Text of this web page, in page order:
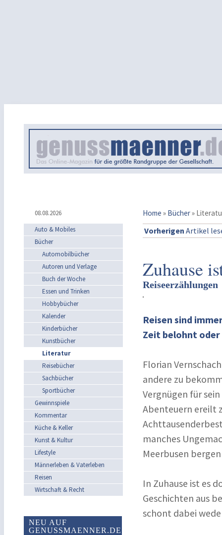
08.08.2026 Home » Bücher»
Auto & Mobiles
Bücher
Automobilbücher
Autoren und Verlage
Buch der Woche
Essen und Trinken
Hobbybücher
Kalender
Kinderbücher
Kunstbücher
Literatur
Reisebücher
Sachbücher
Sportbücher
Gewinnspiele
Kommentar
Küche & Keller
Kunst & Kultur
Lifestyle
Männerleben & Vaterleben
Reisen
Wirtschaft & Recht
NEU AUF
GENUSSMAENNER.DE
Vorherigen Artikel
Zuhause
Reiseerzählungen
Reisen sind
Zeit belohnt
Florian
andere zu
Vergnügen für
Abenteuern ereilt
manches
Meerbusen
In Zuhause ist es
Geschichten aus
schont dabei